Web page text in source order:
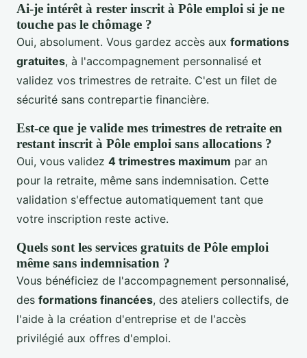
Ai-je intérêt à rester inscrit à Pôle emploi si je ne
touche pas le chômage ?
Oui, absolument. Vous gardez accès aux formations
gratuites, à l'accompagnement personnalisé et
validez vos trimestres de retraite. C'est un filet de
sécurité sans contrepartie financière.
Est-ce que je valide mes trimestres de retraite en
restant inscrit à Pôle emploi sans allocations ?
Oui, vous validez 4 trimestres maximum par an
pour la retraite, même sans indemnisation. Cette
validation s'effectue automatiquement tant que
votre inscription reste active.
Quels sont les services gratuits de Pôle emploi
même sans indemnisation ?
Vous bénéficiez de l'accompagnement personnalisé,
des formations financées, des ateliers collectifs, de
l'aide à la création d'entreprise et de l'accès
privilégié aux offres d'emploi.